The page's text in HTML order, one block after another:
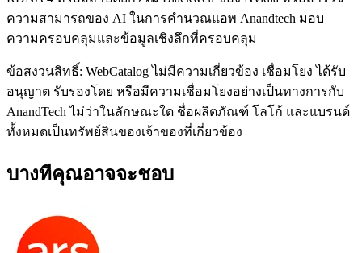
ความสามารถของ AI ในการคำนวณแอพ Anandtech มอบ
ความครอบคลุมและข้อมูลเชิงลึกที่ครอบคลุม
ข้อสงวนสิทธิ์: WebCatalog ไม่มีความเกี่ยวข้อง เชื่อมโยง ได้รับ
อนุญาต รับรองโดย หรือมีความเชื่อมโยงอย่างเป็นทางการกับ
AnandTech ไม่ว่าในลักษณะใด ชื่อผลิตภัณฑ์ โลโก้ และแบรนด์
ทั้งหมดเป็นทรัพย์สินของเจ้าของที่เกี่ยวข้อง
บางทีคุณอาจจะชอบ